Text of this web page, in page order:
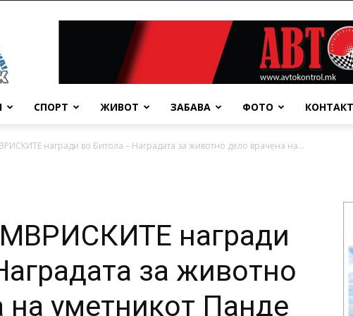
СПОРТ ЖИВОТ ЗАБАВА ФОТО КОНТАКТ
награди во Битола – Наградата за животно дело врачена на...
награди
за животно
на уметникот Панде